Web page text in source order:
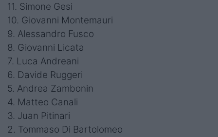
11. Simone Gesi
10. Giovanni Montemauri
9. Alessandro Fusco
8. Giovanni Licata
7. Luca Andreani
6. Davide Ruggeri
5. Andrea Zambonin
4. Matteo Canali
3. Juan Pitinari
2. Tommaso Di Bartolomeo